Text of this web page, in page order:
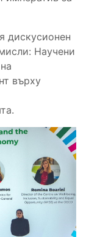
дискусионен
Научени
върху